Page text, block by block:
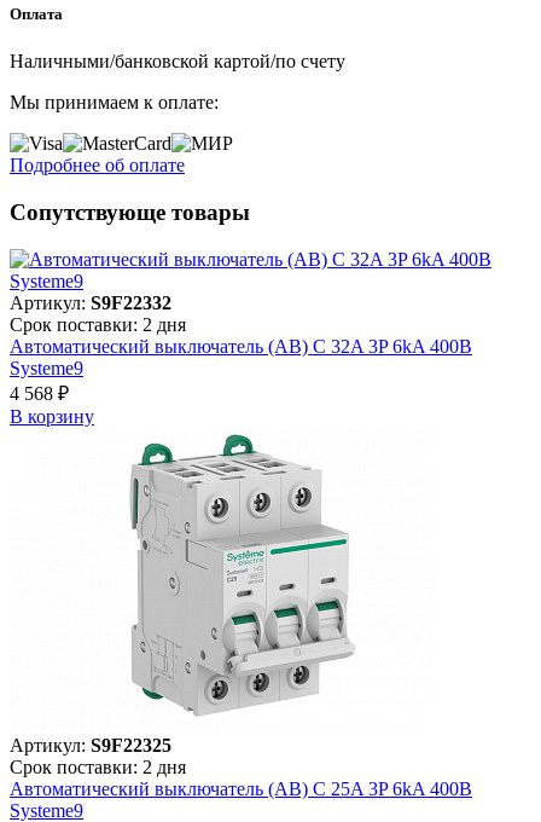
Оплата
Наличными/банковской картой/по счету
Мы принимаем к оплате:
Подробнее об оплате
Сопутствующе товары
Артикул: S9F22332
Срок поставки: 2 дня
Автоматический выключатель (АВ) C 32A 3P 6kA 400В
Systeme9
4 568 ₽
В корзинy
Артикул: S9F22325
Срок поставки: 2 дня
Автоматический выключатель (АВ) C 25A 3P 6kA 400В
Systeme9